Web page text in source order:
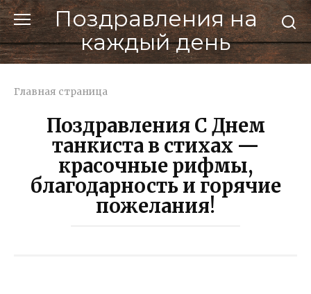
Перейти
к
контенту
Поздравления на
каждый день
Главная страница
Поздравления С Днем
танкиста в стихах —
красочные рифмы,
благодарность и горячие
пожелания!